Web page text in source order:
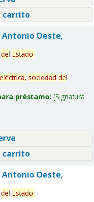
carrito
Oeste,
del Estado.
eléctrica, sociedad del
préstamo: Signatura
carrito
Oeste,
del Estado.